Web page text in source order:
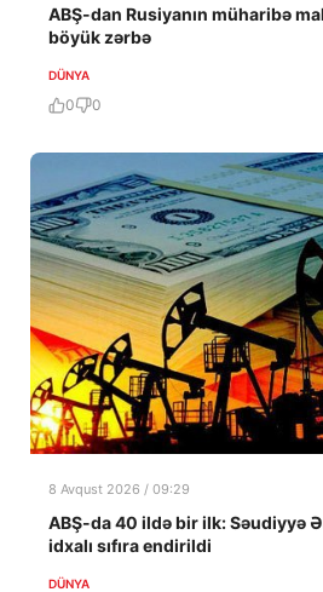
ABŞ-dan Rusiyanın müharibə
böyük zərbə
DÜNYA
0 0
8 Avqust 2026 / 09:29
ABŞ-da 40 ildə bir ilk: Səudiyyə
idxalı sıfıra endirildi
DÜNYA